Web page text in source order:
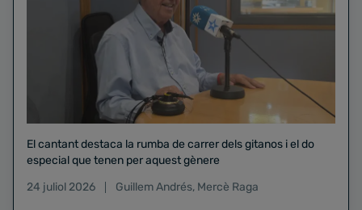
El cantant destaca la rumba de carrer dels gitanos i el do
especial que tenen per aquest gènere
24 juliol 2026
Guillem Andrés, Mercè Raga